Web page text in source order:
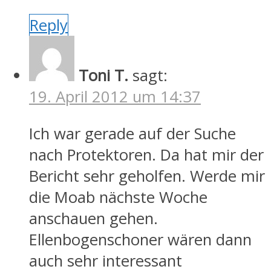
Reply
Toni T. sagt:
19. April 2012 um 14:37
Ich war gerade auf der Suche
nach Protektoren. Da hat mir der
Bericht sehr geholfen. Werde mir
die Moab nächste Woche
anschauen gehen.
Ellenbogenschoner wären dann
auch sehr interessant